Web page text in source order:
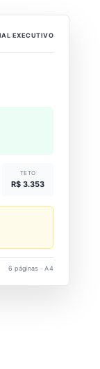
EXECUTIVO
TETO
R$ 3.353
6 páginas · A4